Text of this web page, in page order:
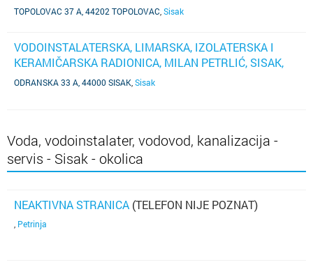
TOPOLOVAC 37 A, 44202 TOPOLOVAC Sisak
VODOINSTALATERSKA, LIMARSKA, IZOLATERSKA I
KERAMIČARSKA RADIONICA, MILAN PETRLIĆ, SISAK,
ODRANSKA 33A(SUBJEKT JE UGAŠEN)
ODRANSKA 33 A, 44000 SISAK Sisak
Voda, vodoinstalater, vodovod, kanalizacija -
servis - Sisak - okolica
NEAKTIVNA STRANICA (TELEFON NIJE POZNAT)
Petrinja